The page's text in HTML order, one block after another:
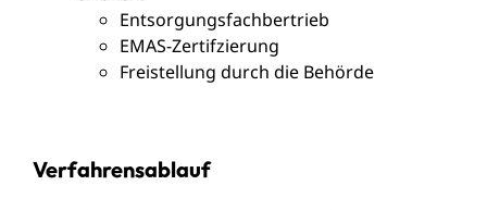
Entsorgungsfachbertrieb
EMAS-Zertifzierung
Freistellung durch die Behörde
Verfahrensablauf